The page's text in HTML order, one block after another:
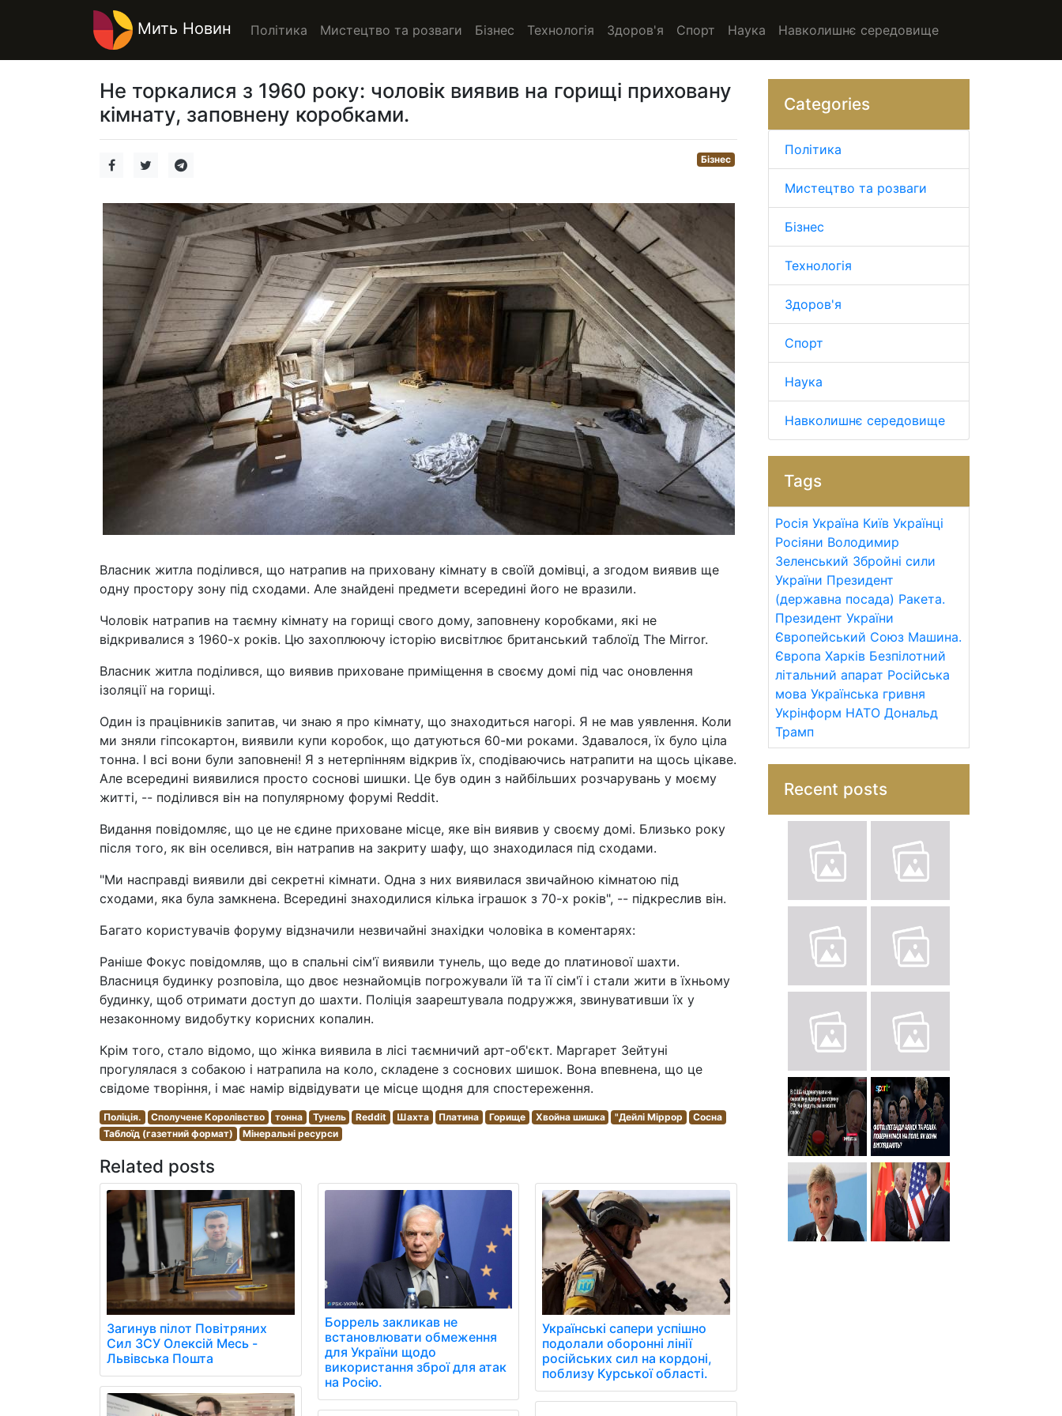
Мить Новин Політика Мистецтво та розваги Бізнес Технологія Здоров'я Спорт Наука Навколишнє середовище
Не торкалися з 1960 року: чоловік виявив на горищі приховану
кімнату, заповнену коробками.
Бізнес
Власник житла поділився, що натрапив на приховану кімнату в своїй домівці, а згодом виявив ще
одну простору зону під сходами. Але знайдені предмети всередині його не вразили.
Чоловік натрапив на таємну кімнату на горищі свого дому, заповнену коробками, які не
відкривалися з 1960-х років. Цю захоплюючу історію висвітлює британський таблоїд The Mirror.
Власник житла поділився, що виявив приховане приміщення в своєму домі під час оновлення
ізоляції на горищі.
Один із працівників запитав, чи знаю я про кімнату, що знаходиться нагорі. Я не мав уявлення. Коли
ми зняли гіпсокартон, виявили купи коробок, що датуються 60-ми роками. Здавалося, їх було ціла
тонна. І всі вони були заповнені! Я з нетерпінням відкрив їх, сподіваючись натрапити на щось цікаве.
Але всередині виявилися просто соснові шишки. Це був один з найбільших розчарувань у моєму
житті, -- поділився він на популярному форумі Reddit.
Видання повідомляє, що це не єдине приховане місце, яке він виявив у своєму домі. Близько року
після того, як він оселився, він натрапив на закриту шафу, що знаходилася під сходами.
"Ми насправді виявили дві секретні кімнати. Одна з них виявилася звичайною кімнатою під
сходами, яка була замкнена. Всередині знаходилися кілька іграшок з 70-х років", -- підкреслив він.
Багато користувачів форуму відзначили незвичайні знахідки чоловіка в коментарях:
Раніше Фокус повідомляв, що в спальні сім'ї виявили тунель, що веде до платинової шахти.
Власниця будинку розповіла, що двоє незнайомців погрожували їй та її сім'ї і стали жити в їхньому
будинку, щоб отримати доступ до шахти. Поліція заарештувала подружжя, звинувативши їх у
незаконному видобутку корисних копалин.
Крім того, стало відомо, що жінка виявила в лісі таємничий арт-об'єкт. Маргарет Зейтуні
прогулялася з собакою і натрапила на коло, складене з соснових шишок. Вона впевнена, що це
свідоме творіння, і має намір відвідувати це місце щодня для спостереження.
Поліція. Сполучене Королівство тонна Тунель Reddit Шахта Платина Горище Хвойна шишка "Дейлі Міррор
Сосна
Таблоїд (газетний формат)
Мінеральні ресурси
Related posts
Загинув пілот Повітряних
Сил ЗСУ Олексій Месь -
Львівська Пошта
Боррель закликав не
встановлювати обмеження
для України щодо
використання зброї для атак
на Росію.
Українські сапери успішно
подолали оборонні лінії
російських сил на кордоні,
поблизу Курської області.
Categories
Політика
Мистецтво та розваги
Бізнес
Технологія
Здоров'я
Спорт
Наука
Навколишнє середовище
Tags
Росія Україна Київ Українці
Росіяни Володимир
Зеленський Збройні сили
України Президент
(державна посада) Ракета.
Президент України
Європейський Союз Машина.
Європа Харків Безпілотний
літальний апарат Російська
мова Українська гривня
Укрінформ НАТО Дональд
Трамп
Recent posts